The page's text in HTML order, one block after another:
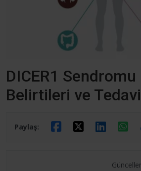
DICER1
Belirtileri ve
Paylaş: